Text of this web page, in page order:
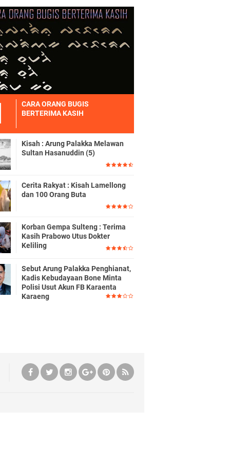
CARA ORANG BUGIS
BERTERIMA KASIH
Kisah : Arung Palakka Melawan
Sultan Hasanuddin (5)
Cerita Rakyat : Kisah Lamellong
dan 100 Orang Buta
Korban Gempa Sulteng : Terima
Kasih Prabowo Utus Dokter
Keliling
Sebut Arung Palakka Penghianat,
Kadis Kebudayaan Bone Minta
Polisi Usut Akun FB Karaenta
Karaeng